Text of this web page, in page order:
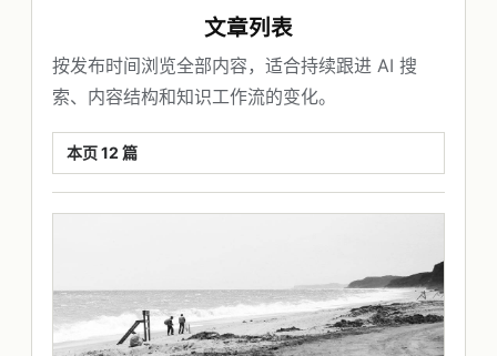
文章列表
按发布时间浏览全部内容，适合持续跟进 AI 搜
索、内容结构和知识工作流的变化。
本页 12 篇